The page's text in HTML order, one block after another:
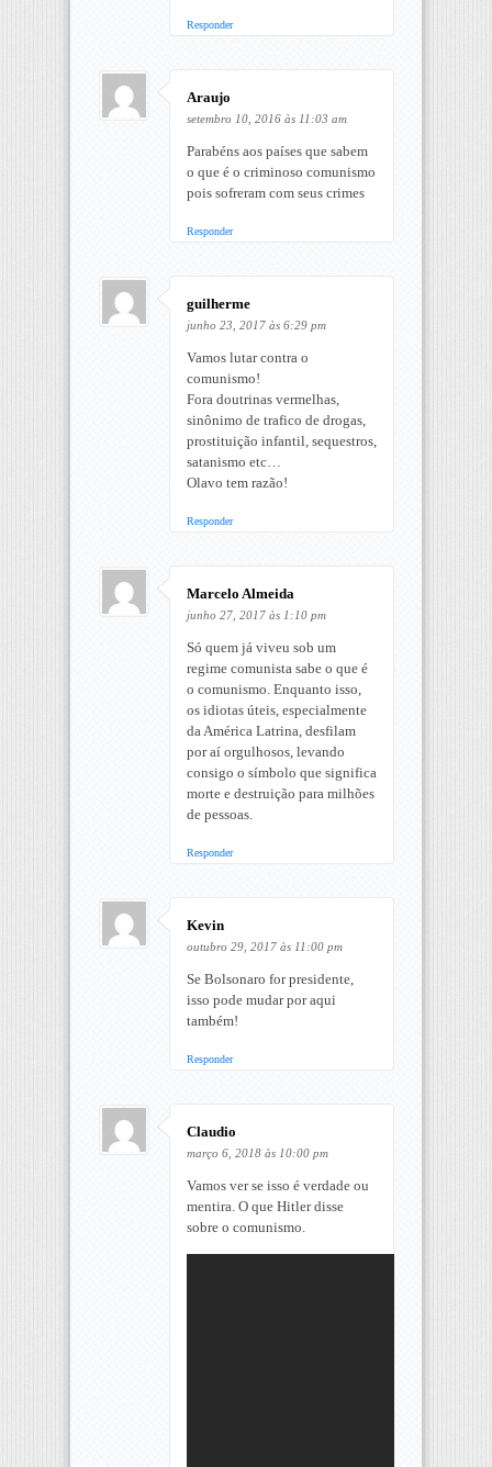
Responder
Araujo
setembro 10, 2016 às 11:03 am
Parabéns aos países que sabem
o que é o criminoso comunismo
pois sofreram com seus crimes
Responder
guilherme
junho 23, 2017 às 6:29 pm
Vamos lutar contra o
comunismo!
Fora doutrinas vermelhas,
sinônimo de trafico de drogas,
prostituição infantil, sequestros,
satanismo etc…
Olavo tem razão!
Responder
Marcelo Almeida
junho 27, 2017 às 1:10 pm
Só quem já viveu sob um
regime comunista sabe o que é
o comunismo. Enquanto isso,
os idiotas úteis, especialmente
da América Latrina, desfilam
por aí orgulhosos, levando
consigo o símbolo que significa
morte e destruição para milhões
de pessoas.
Responder
Kevin
outubro 29, 2017 às 11:00 pm
Se Bolsonaro for presidente,
isso pode mudar por aqui
também!
Responder
Claudio
março 6, 2018 às 10:00 pm
Vamos ver se isso é verdade ou
mentira. O que Hitler disse
sobre o comunismo.